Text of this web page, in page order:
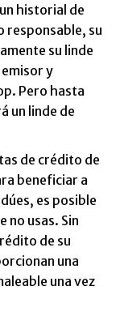
historial de
responsable, su
su linde
y
Pero hasta
un linde de
de crédito de
beneficiar a
es posible
no usas. Sin
de su
una
una vez